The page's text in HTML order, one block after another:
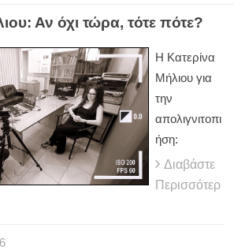
Αν όχι τώρα, τότε πότε?
H Κατερίνα
Μήλιου για
την
απολιγνιτοπι
ήση:
Διαβάστε
Περισσότερ